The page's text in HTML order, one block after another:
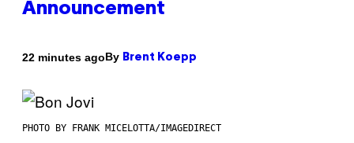
Announcement
22 minutes agoBy Brent Koepp
PHOTO BY FRANK MICELOTTA/IMAGEDIRECT